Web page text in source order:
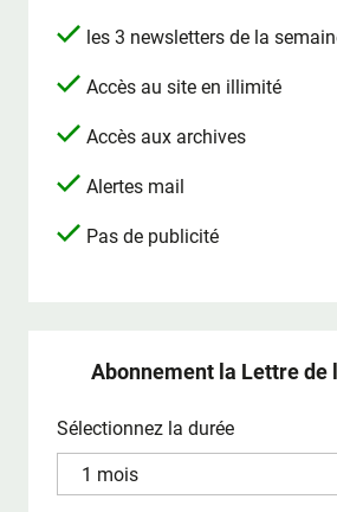
les 3 newsletters de la
Accès au site en illimité
Accès aux archives
Alertes mail
Pas de publicité
Abonnement la Lettre de
Sélectionnez la durée